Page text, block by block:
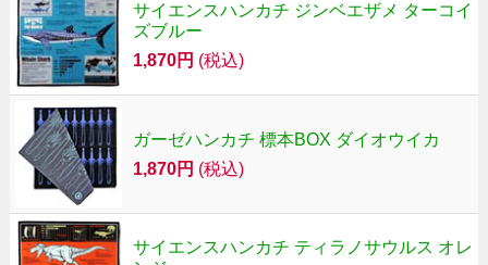
サイエンスハンカチ ジンベエザメ ターコイ
ズブルー
1,870円 (税込)
ガーゼハンカチ 標本BOX ダイオウイカ
1,870円 (税込)
サイエンスハンカチ ティラノサウルス オレ